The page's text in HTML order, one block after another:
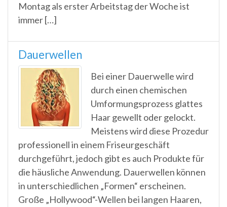
Montag als erster Arbeitstag der Woche ist
immer […]
Dauerwellen
Bei einer Dauerwelle wird
durch einen chemischen
Umformungsprozess glattes
Haar gewellt oder gelockt.
Meistens wird diese Prozedur
professionell in einem Friseurgeschäft
durchgeführt, jedoch gibt es auch Produkte für
die häusliche Anwendung. Dauerwellen können
in unterschiedlichen „Formen“ erscheinen.
Große „Hollywood“-Wellen bei langen Haaren,